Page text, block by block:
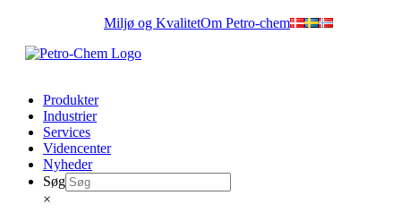
content
Miljø og KvalitetOm Petro-chem
Produkter
Industrier
Services
Videncenter
Nyheder
Søg
×